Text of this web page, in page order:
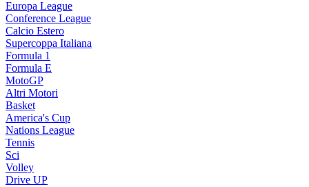
Europa League
Conference League
Calcio Estero
Supercoppa Italiana
Formula 1
Formula E
MotoGP
Altri Motori
Basket
America's Cup
Nations League
Tennis
Sci
Volley
Drive UP